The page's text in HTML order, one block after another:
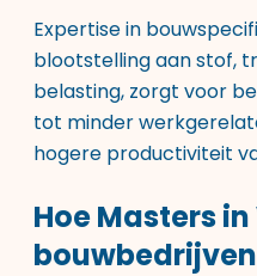
Expertise in
blootstelling aan stof,
belasting, zorgt voor
tot minder
hogere productiviteit
Hoe Masters